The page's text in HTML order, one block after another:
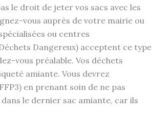
le droit de jeter vos sacs avec les
vous auprès de votre mairie ou
ou centres
Dangereux) acceptent ce type
vous préalable. Vos déchets
amiante. Vous devrez
en prenant soin de ne pas
le dernier sac amiante, car ils